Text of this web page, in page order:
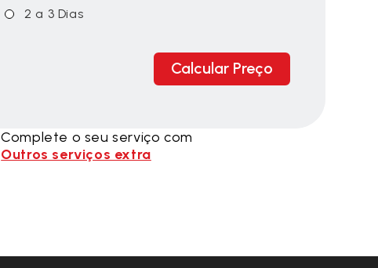
2 a 3 Dias
Calcular Preço
Complete o seu serviço com
Outros serviços extra